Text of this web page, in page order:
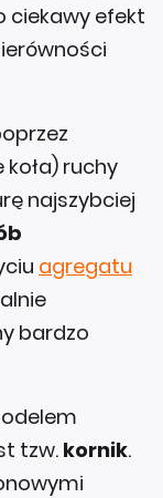
ciekawy efekt
ruchy
najszybciej
agregatu
bardzo
tzw. kornik.